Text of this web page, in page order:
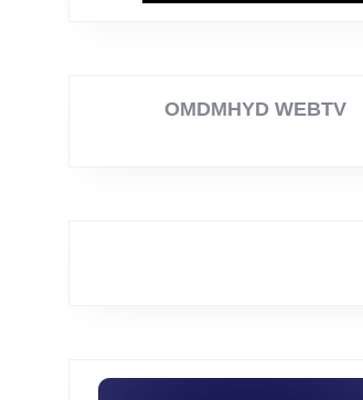
OMDMHYD WEBTV